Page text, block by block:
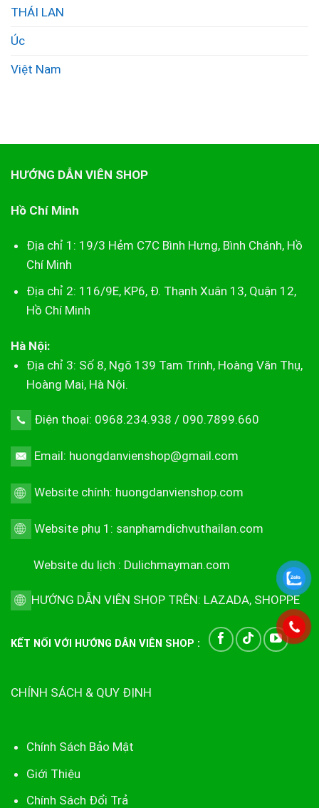
THÁI LAN
Úc
Việt Nam
HƯỚNG DẪN VIÊN SHOP
Hồ Chí Minh
Địa chỉ 1: 19/3 Hẻm C7C Bình Hưng, Bình Chánh, Hồ
Chí Minh
Địa chỉ 2: 116/9E, KP6, Đ. Thạnh Xuân 13, Quận 12,
Hồ Chí Minh
Hà Nội:
Địa chỉ 3: Số 8, Ngõ 139 Tam Trinh, Hoàng Văn Thụ,
Hoàng Mai, Hà Nội.
Điện thoại: 0968.234.938 / 090.7899.660
Email: huongdanvienshop@gmail.com
Website chính: huongdanvienshop.com
Website phụ 1: sanphamdichvuthailan.com
Website du lịch : Dulichmayman.com
HƯỚNG DẪN VIÊN SHOP TRÊN: LAZADA, SHOPPE
KẾT NỐI VỚI HƯỚNG DẪN VIÊN SHOP :
CHÍNH SÁCH & QUY ĐỊNH
Chính Sách Bảo Mật
Giới Thiệu
Chính Sách Đổi Trả